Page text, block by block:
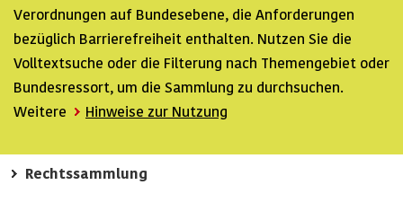
Verordnungen auf Bundesebene, die Anforderungen
bezüglich Barrierefreiheit enthalten. Nutzen Sie die
Volltextsuche oder die Filterung nach Themengebiet oder
Bundesressort, um die Sammlung zu durchsuchen.
Weitere
Hinweise zur Nutzung
Rechtssammlung